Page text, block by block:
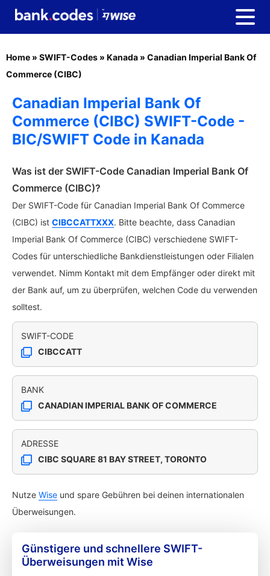
Home » SWIFT-Codes » Kanada » Canadian Imperial Bank Of
Commerce (CIBC)
Canadian Imperial Bank Of
Commerce (CIBC) SWIFT-Code -
BIC/SWIFT Code in Kanada
Was ist der SWIFT-Code Canadian Imperial Bank Of
Commerce (CIBC)?
Der SWIFT-Code für Canadian Imperial Bank Of Commerce
(CIBC) ist CIBCCATTXXX. Bitte beachte, dass Canadian
Imperial Bank Of Commerce (CIBC) verschiedene SWIFT-
Codes für unterschiedliche Bankdienstleistungen oder Filialen
verwendet. Nimm Kontakt mit dem Empfänger oder direkt mit
der Bank auf, um zu überprüfen, welchen Code du verwenden
solltest.
SWIFT-CODE
CIBCCATT
BANK
CANADIAN IMPERIAL BANK OF COMMERCE
ADRESSE
CIBC SQUARE 81 BAY STREET, TORONTO
Nutze Wise und spare Gebühren bei deinen internationalen
Überweisungen.
Günstigere und schnellere SWIFT-
Überweisungen mit Wise